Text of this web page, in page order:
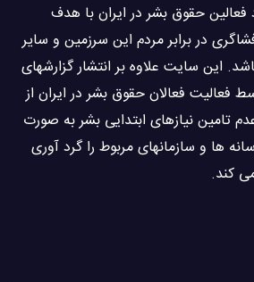
فعالین حقوق بشر در ایران با هدف
در برابر مردم این سرزمین و ساير
این سایت علاوه بر انتشار گزارشهای
فعالان حقوق بشر در ایران از
تامین نیازهای ابتدایی بشر به صورت
ها و سازمانهای مربوط را گرد آوری
كند.